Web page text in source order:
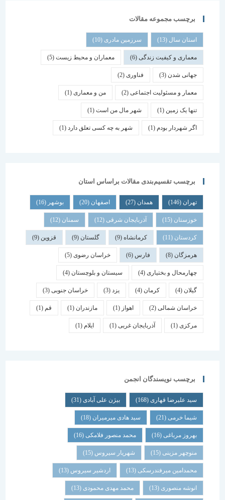
برچسب مجموعه مقالات
استان سال(13) سرزمین مادری(10)
معماری و کیفیت زندگی(6) معماران و محیط زیست(5)
جهانی شدن(3) فناوری (2)
معمار و مسئولیت اجتماعی (2) من و معماری (1)
تنها یک زمین(1) شهر مال من است(1)
اگر شهردار بودم (1) شهر به چه کسی تعلق دارد(1)
برچسب تقسیم‌بندی مقالات براساس استان
همدان اصفهان (20) بوشهر
خوزستان(15) آذربایجان شرقی(12) سمنان (12)
کردستان(11) کرمانشاه(9) گلستان (9) قزوین
هرمزگان(8) فارس خراسان رضوی(5)
چهارمحال و بختیاری (4) سیستان و بلوچستان(4)
کرمان یزد خراسان جنوبی(3)
خراسان شمالی(2) اهواز مازندران(1) قم
(1) آذربایجان غربی(1) ایلام
برچسب نویسندگان انجمن
سید علیرضا قهاری(168) بیژن علی آبادی(31)
شیما خرمی(21) سید هادی میرمیران(18)
بهروز مرباغی (16) محمد منصور فلامکی (16)
منوچهر مزینی(15) شهریار سیروس(15)
محمدامین میرفندرسکی(13) اردشیر سیروس(13)
انوشه منصوری(13) محمد مهدی محمودی(13)